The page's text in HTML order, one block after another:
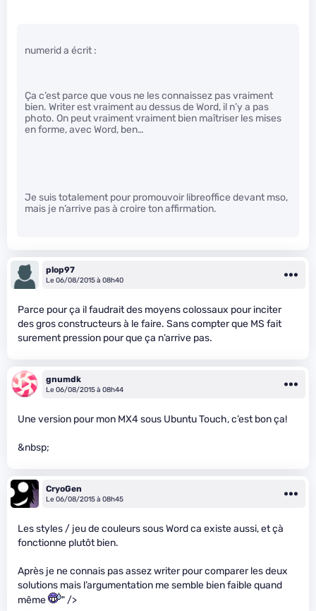
numerid a écrit :
Ça c’est parce que vous ne les connaissez pas vraiment
bien. Writer est vraiment au dessus de Word, il n’y a pas
photo. On peut vraiment vraiment bien maîtriser les mises
en forme, avec Word, ben…
Je suis totalement pour promouvoir libreoffice devant mso,
mais je n’arrive pas à croire ton affirmation.
plop97
Le 06/08/2015 à 08h40
Parce pour ça il faudrait des moyens colossaux pour inciter
des gros constructeurs à le faire. Sans compter que MS fait
surement pression pour que ça n’arrive pas.
gnumdk
Le 06/08/2015 à 08h44
Une version pour mon MX4 sous Ubuntu Touch, c’est bon ça!
&nbsp;
CryoGen
Le 06/08/2015 à 08h45
Les styles / jeu de couleurs sous Word ca existe aussi, et çà
fonctionne plutôt bien.
Après je ne connais pas assez writer pour comparer les deux
solutions mais l’argumentation me semble bien faible quand
même
" />